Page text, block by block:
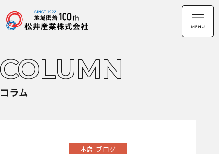
COLUMN
コラム
本店-ブログ